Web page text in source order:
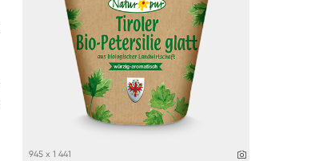
945 x 1 441